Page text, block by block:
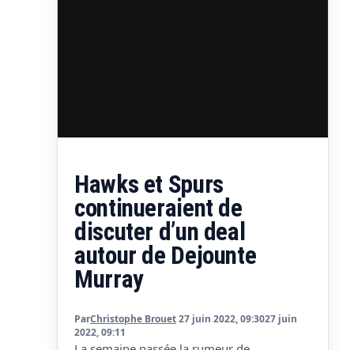
Hawks et Spurs
continueraient de
discuter d’un deal
autour de Dejounte
Murray
ParChristophe Brouet27 juin 2022, 09:3027 juin
2022, 09:11